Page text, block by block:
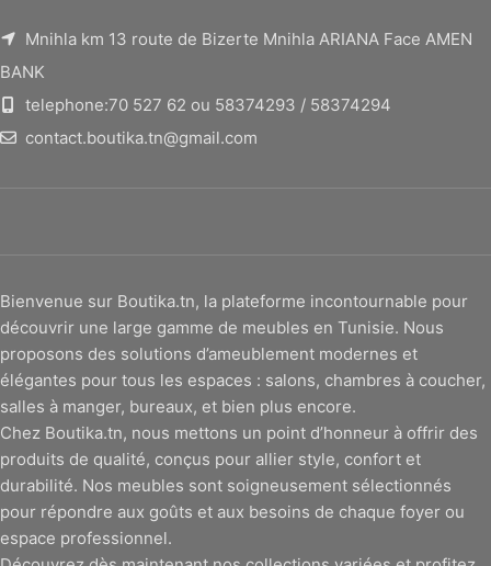
Mnihla km 13 route de Bizerte Mnihla ARIANA Face AMEN
BANK
telephone:70 527 62 ou 58374293 / 58374294
contact.boutika.tn@gmail.com
Bienvenue sur Boutika.tn, la plateforme incontournable pour
découvrir une large gamme de meubles en Tunisie. Nous
proposons des solutions d’ameublement modernes et
élégantes pour tous les espaces : salons, chambres à coucher,
salles à manger, bureaux, et bien plus encore.
Chez Boutika.tn, nous mettons un point d’honneur à offrir des
produits de qualité, conçus pour allier style, confort et
durabilité. Nos meubles sont soigneusement sélectionnés
pour répondre aux goûts et aux besoins de chaque foyer ou
espace professionnel.